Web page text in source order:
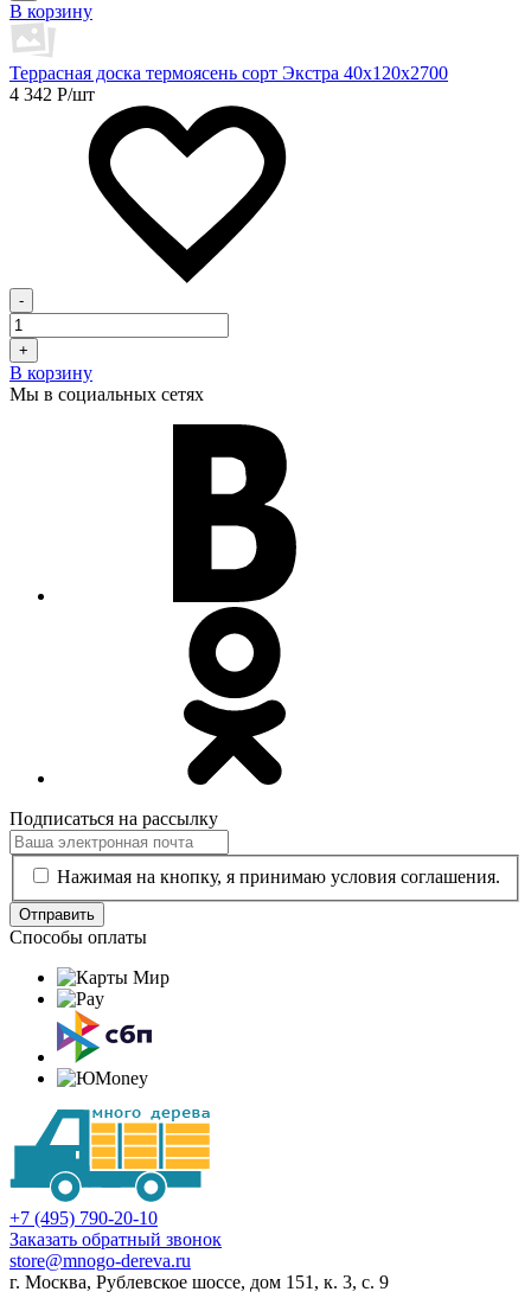
В корзину
Террасная доска термоясень сорт Экстра 40х120х2700
4 342 Р/шт
-
+
В корзину
Мы в социальных сетях
Подписаться на рассылку
Нажимая на кнопку, я принимаю условия соглашения.
Отправить
Способы оплаты
+7 (495) 790-20-10
Заказать обратный звонок
store@mnogo-dereva.ru
г. Москва, Рублевское шоссе, дом 151, к. 3, с. 9